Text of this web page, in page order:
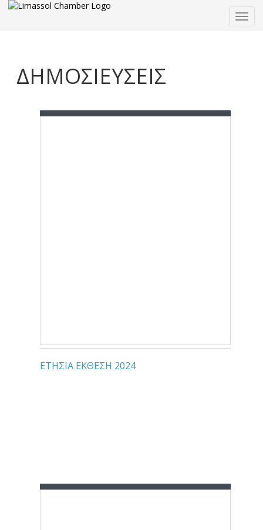
ΔΗΜΟΣΙΕΥΣΕΙΣ
ΕΤΗΣΙΑ ΕΚΘΕΣΗ 2024